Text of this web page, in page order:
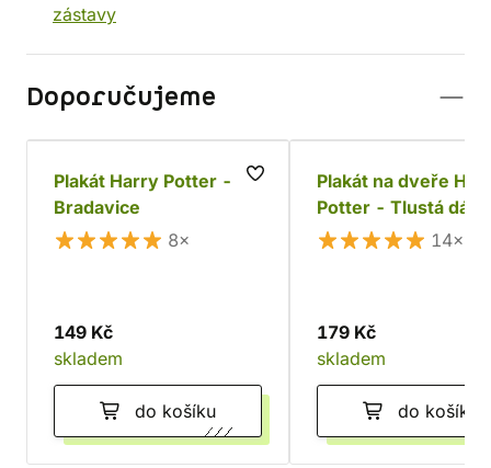
zástavy
Doporučujeme
Plakát Harry Potter -
Bradavice
8×
149 Kč
skladem
do košíku
Plakát na dveře
Potter - Tlustá
14×
179 Kč
skladem
do košíku